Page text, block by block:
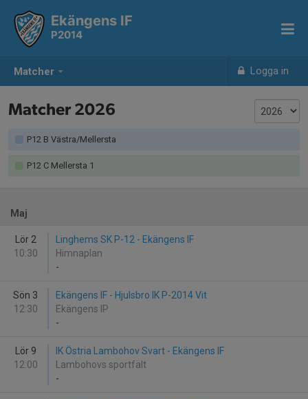
Matcher Logga in
Ekängens IF
P2014
Matcher 2026
P12 B Västra/Mellersta
P12 C Mellersta 1
Maj
Lör 2
10:30
Linghems SK P-12 - Ekängens IF
Himnaplan
-
Sön 3
12:30
Ekängens IF - Hjulsbro IK P-2014 Vit
Ekängens IP
-
Lör 9
12:00
IK Östria Lambohov Svart - Ekängens IF
Lambohovs sportfält
-